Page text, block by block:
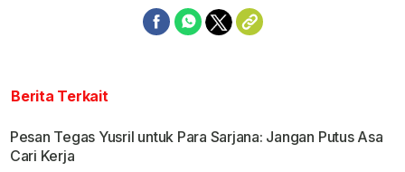
Berita Terkait
Pesan Tegas Yusril untuk Para Sarjana: Jangan Putus Asa
Cari Kerja